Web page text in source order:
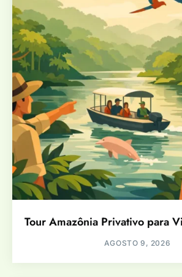
Tour Amazônia Privativo para
AGOSTO 9, 2026